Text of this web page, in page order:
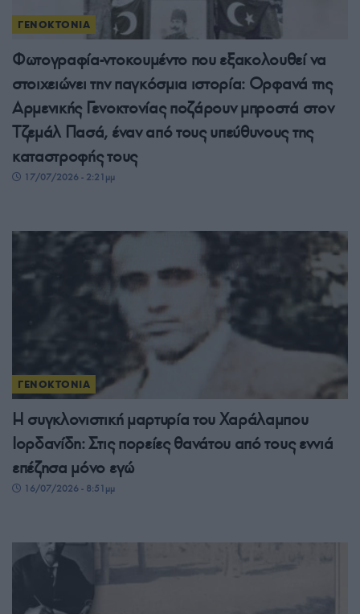
ΓΕΝΟΚΤΟΝΙΑ
Φωτογραφία-ντοκουμέντο που εξακολουθεί να
στοιχειώνει την παγκόσμια ιστορία: Ορφανά της
Αρμενικής Γενοκτονίας ποζάρουν μπροστά στον
Τζεμάλ Πασά, έναν από τους υπεύθυνους της
καταστροφής τους
17/07/2026 - 2:21μμ
ΓΕΝΟΚΤΟΝΙΑ
Η συγκλονιστική μαρτυρία του Χαράλαμπου
Ιορδανίδη: Στις πορείες θανάτου από τους εννιά
επέζησα μόνο εγώ
16/07/2026 - 8:51μμ